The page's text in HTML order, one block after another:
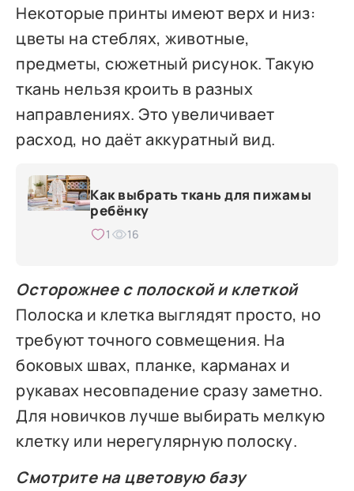
Некоторые принты имеют верх и низ:
цветы на стеблях, животные,
предметы, сюжетный рисунок. Такую
ткань нельзя кроить в разных
направлениях. Это увеличивает
расход, но даёт аккуратный вид.
Как выбрать ткань для пижамы
ребёнку
1 16
Осторожнее с полоской и клеткой
Полоска и клетка выглядят просто, но
требуют точного совмещения. На
боковых швах, планке, карманах и
рукавах несовпадение сразу заметно.
Для новичков лучше выбирать мелкую
клетку или нерегулярную полоску.
Смотрите на цветовую базу